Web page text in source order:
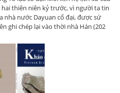
thiên niên kỷ trước, vì người ta tin
nhà nước Dayuan cổ đại, được sứ
ghi chép lại vào thời nhà Hán (202